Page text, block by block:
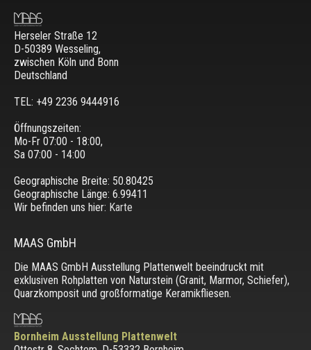
Herseler Straße 12
D-50389 Wesseling,
zwischen Köln und Bonn
Deutschland
TEL: +49 2236 9444916
Öffnungszeiten:
Mo-Fr 07:00 - 18:00,
Sa 07:00 - 14:00
Geographische Breite: 50.80425
Geographische Länge: 6.99411
Wir befinden uns hier: Karte
MAAS GmbH
Die MAAS GmbH Ausstellung Plattenwelt beeindruckt mit
exklusiven Rohplatten von Naturstein (Granit, Marmor, Schiefer),
Quarzkomposit und großformatige Keramikfliesen.
Bornheim Ausstellung Plattenwelt